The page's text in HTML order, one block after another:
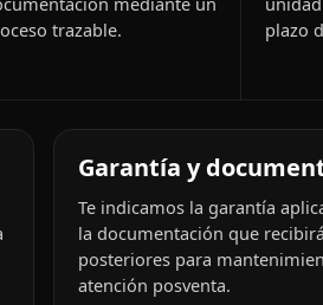
trazable.
plazo
Garantía y
Te indicamos la garantía
la documentación que
posteriores para
atención posventa.